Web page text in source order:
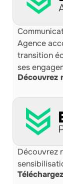
Agence
transition
ses
Découvrez
Découvrez